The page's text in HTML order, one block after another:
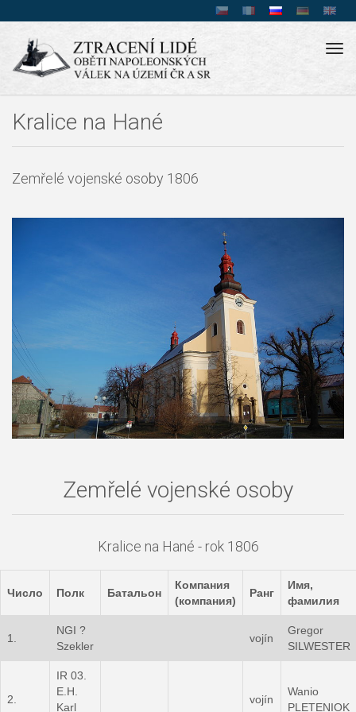
Kralice na Hané
Zemřelé vojenské osoby 1806
Zemřelé vojenské osoby
Kralice na Hané - rok 1806
Число Полк Батальон
Компания
(компания)
Ранг
Имя,
фамилия
1.
NGI ?
Szekler
vojín
Gregor
SILWESTER
2.
IR 03.
E.H.
Karl
vojín
Wanio
PLETENIOK